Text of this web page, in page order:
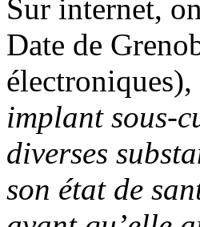
Sur internet,
Date de
électroniques),
implant sous-
diverses
son état de